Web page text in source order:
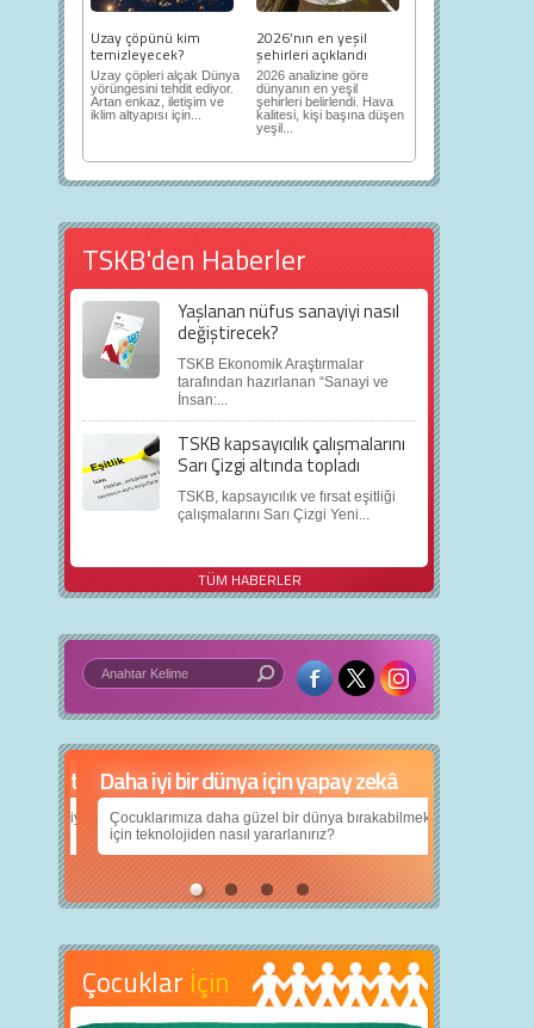
Uzay çöpünü kim
temizleyecek?
Uzay çöpleri alçak Dünya
yörüngesini tehdit ediyor.
Artan enkaz, iletişim ve
iklim altyapısı için...
2026’nın en yeşil
şehirleri açıklandı
2026 analizine göre
dünyanın en yeşil
şehirleri belirlendi. Hava
kalitesi, kişi başına düşen
yeşil...
TSKB'den Haberler
Yaşlanan nüfus sanayiyi nasıl
değiştirecek?
TSKB Ekonomik Araştırmalar
tarafından hazırlanan “Sanayi ve
İnsan:...
TSKB kapsayıcılık çalışmalarını
Sarı Çizgi altında topladı
TSKB, kapsayıcılık ve fırsat eşitliği
çalışmalarını Sarı Çizgi Yeni...
TÜM HABERLER
Daha iyi bir dünya için yapay zekâ
Çocuklarımıza daha güzel bir dünya bırakabilmek
için teknolojiden nasıl yararlanırız?
Çocuklar İçin